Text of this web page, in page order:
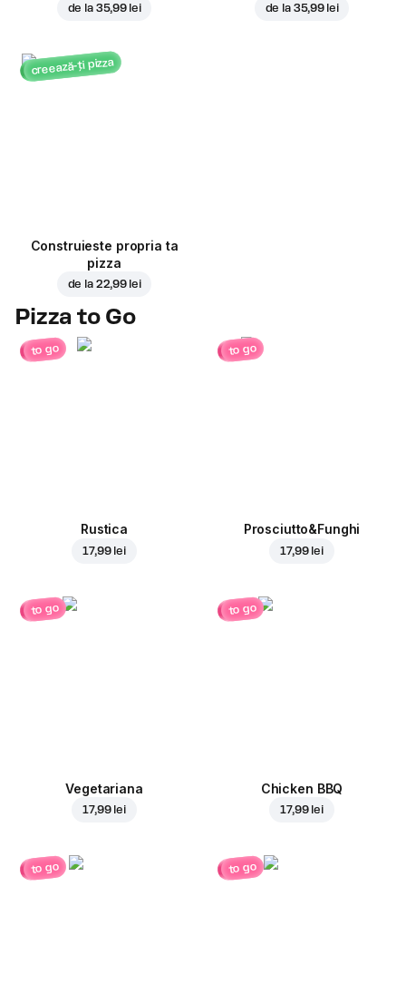
de la 35,99 lei de la 35,99 lei
creează-ți pizza
Construieste propria ta
pizza
de la 22,99 lei
Pizza to Go
to go
Rustica
17,99 lei
to go
Prosciutto&Funghi
17,99 lei
to go
Vegetariana
17,99 lei
to go
Chicken BBQ
17,99 lei
to go to go